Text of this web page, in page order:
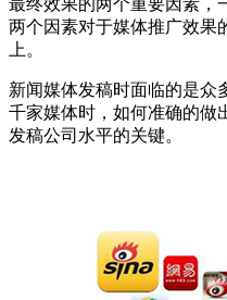
两个因素对于媒体推广效果
上。
新闻媒体发稿时面临的是众
千家媒体时，如何准确的做
发稿公司水平的关键。